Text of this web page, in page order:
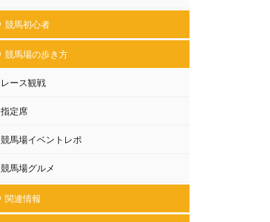
競馬初心者
競馬場の歩き方
レース観戦
指定席
競馬場イベントレポ
競馬場グルメ
関連情報